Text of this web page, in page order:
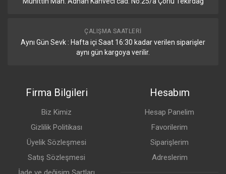
ÇALIŞMA SAATLERI
Aynı Gün Sevk : Hafta içi Saat 16:30 kadar verilen siparişler
aynı gün kargoya verilir.
Firma Bilgileri
Biz Kimiz
Gizlilik Politikası
Üyelik Sözleşmesi
Satış Sözleşmesi
Hesabım
Hesap Panelim
Favorilerim
Siparişlerim
Adreslerim